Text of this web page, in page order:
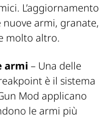
L’aggiornamento
armi, granate,
molto altro.
armi – Una delle
è il sistema
Mod applicano
le armi più